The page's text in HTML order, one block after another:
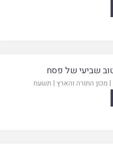
שביעי של פסח
| מכון התורה והארץ | תשעח